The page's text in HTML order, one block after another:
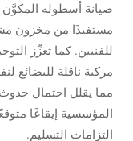
مستفيدًا من مخزون
للفنيين. كما تعزِّز
مركبة ناقلة للبضائع
مما يقلل احتمال حدوث
المؤسسية إيقاعًا
التزامات التسليم.